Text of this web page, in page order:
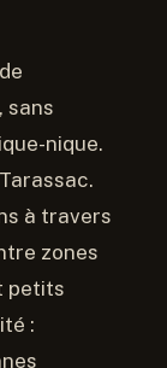
sans
nique.
à travers
zones
petits
: